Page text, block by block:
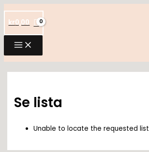
till
innehåll
kr0,00
Se lista
Unable to locate the requested list